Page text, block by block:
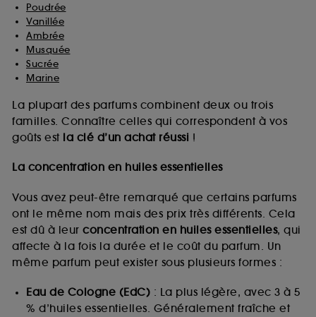
Poudrée
Vanillée
Ambrée
Musquée
Sucrée
Marine
La plupart des parfums combinent deux ou trois
familles. Connaître celles qui correspondent à vos
goûts est la clé d’un achat réussi !
La concentration en huiles essentielles
Vous avez peut-être remarqué que certains parfums
ont le même nom mais des prix très différents. Cela
est dû à leur concentration en huiles essentielles, qui
affecte à la fois la durée et le coût du parfum. Un
même parfum peut exister sous plusieurs formes :
Eau de Cologne (EdC) : La plus légère, avec 3 à 5
% d’huiles essentielles. Généralement fraîche et